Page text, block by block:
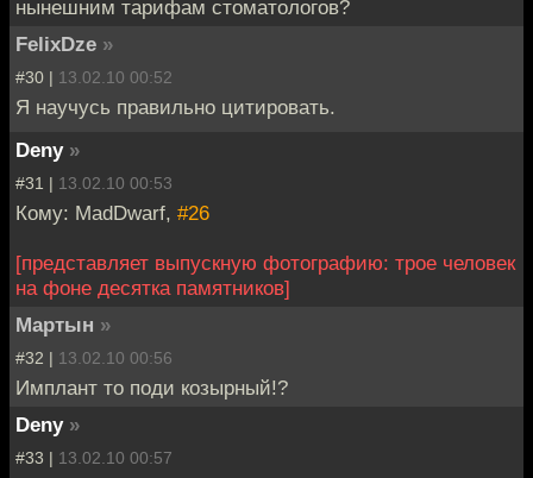
нынешним тарифам стоматологов?
FelixDze »
#30 | 13.02.10 00:52
Я научусь правильно цитировать.
Deny »
#31 | 13.02.10 00:53
Кому: MadDwarf, #26
[представляет выпускную фотографию: трое человек
на фоне десятка памятников]
Мартын »
#32 | 13.02.10 00:56
Имплант то поди козырный!?
Deny »
#33 | 13.02.10 00:57